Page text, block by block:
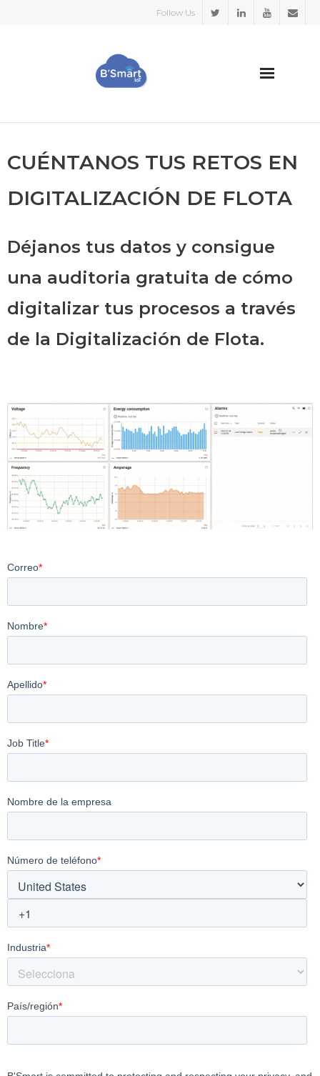
Follow Us
CASOS DE EXITO
SOBRE NOSOTROS
BLOG
Español
CUÉNTANOS TUS RETOS EN
DIGITALIZACIÓN DE FLOTA
Déjanos tus datos y consigue
una auditoria gratuita de cómo
digitalizar tus procesos a través
de la Digitalización de Flota.